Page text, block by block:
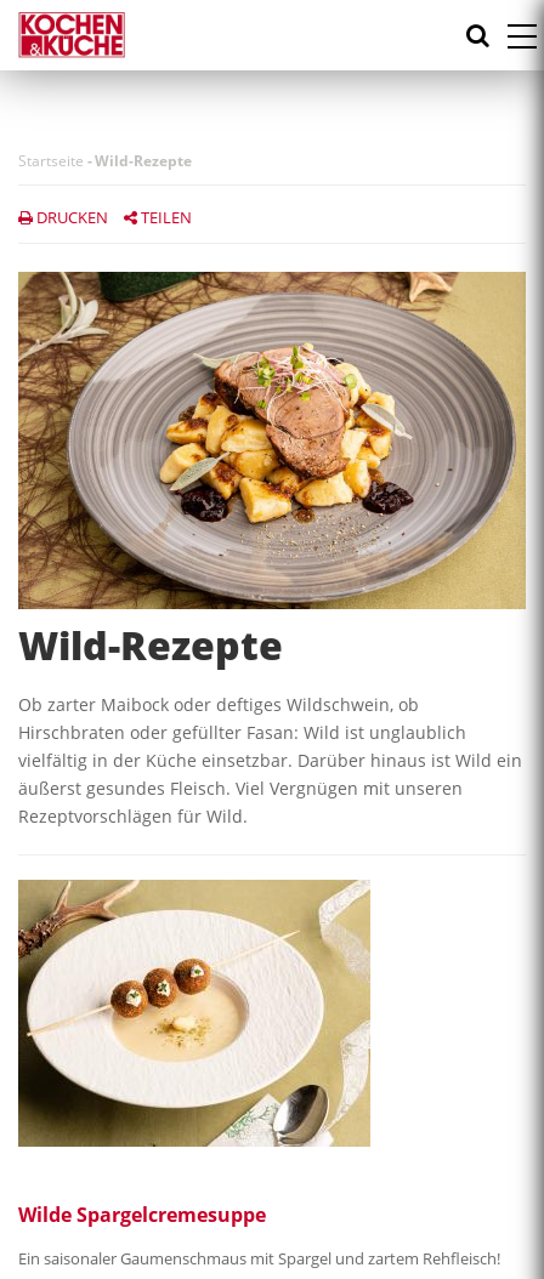
Direkt
zum
Inhalt
Startseite -Wild-Rezepte
DRUCKEN TEILEN
Wild-Rezepte
Ob zarter Maibock oder deftiges Wildschwein, ob
Hirschbraten oder gefüllter Fasan: Wild ist unglaublich
vielfältig in der Küche einsetzbar. Darüber hinaus ist Wild ein
äußerst gesundes Fleisch. Viel Vergnügen mit unseren
Rezeptvorschlägen für Wild.
Wilde Spargelcremesuppe
Ein saisonaler Gaumenschmaus mit Spargel und zartem Rehfleisch!